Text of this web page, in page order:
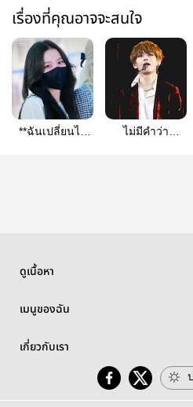
เรื่องที่คุณอาจจะสนใจ
**ฉันเปลี่ยนไป
ไม่มีคำว่า
ดูเนื้อหา
เมนูของฉัน
เกี่ยวกับเรา